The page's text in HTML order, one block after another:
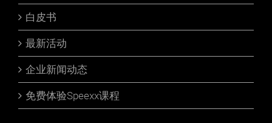
白皮书
最新活动
企业新闻动态
免费体验Speexx课程